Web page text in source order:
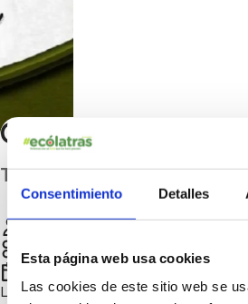
Consentimiento Detalles
Esta página web usa cookies
Las cookies de este sitio web se
Conoce tu Dehesa
Toledo
JOSE MIGUEL ESCALERA
er trimestre 2018
Lo primero, concienciar a todos los